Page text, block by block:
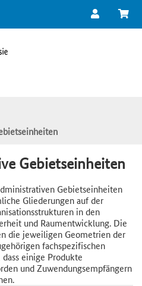
Gebietseinheiten
Gebietseinheiten
Gliederungen auf der
in den
und Raumentwicklung. Die
die jeweiligen Geometrien der
fachspezifischen
einige Produkte
und Zuwendungsempfängern